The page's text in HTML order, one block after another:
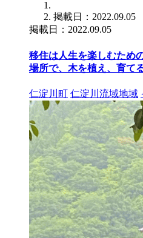
掲載日：2022.09.05
掲載日：2022.09.05
移住は人生を楽しむため
場所で、木を植え、育て
仁淀川町 仁淀川流域地域